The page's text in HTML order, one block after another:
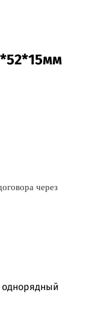
через